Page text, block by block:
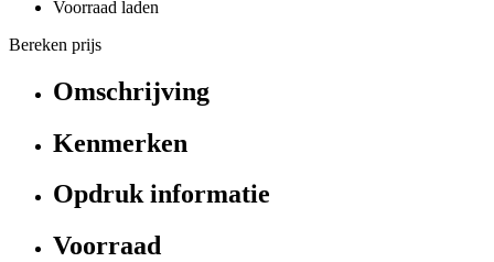
Voorraad laden
Bereken prijs
Omschrijving
Kenmerken
Opdruk informatie
Voorraad